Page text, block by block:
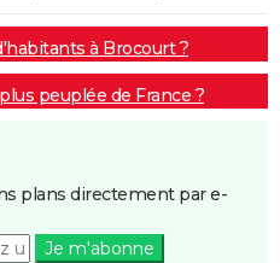
à Brocourt ?
peuplée de France ?
plans directement par e-
Je m'abonne